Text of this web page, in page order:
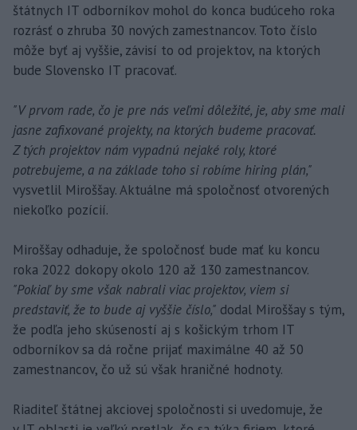
štátnych IT odborníkov mohol do konca budúceho roka
rozrásť o zhruba 30 nových zamestnancov. Toto číslo
môže byť aj vyššie, závisí to od projektov, na ktorých
bude Slovensko IT pracovať.
"V prvom rade, čo je pre nás veľmi dôležité, je, aby sme mali
jasne zafixované projekty, na ktorých budeme pracovať.
Z tých projektov nám vypadnú nejaké roly, ktoré
potrebujeme, a na základe toho si robíme hiring plán,"
vysvetlil Miroššay. Aktuálne má spoločnosť otvorených
niekoľko pozícií.
Miroššay odhaduje, že spoločnosť bude mať ku koncu
roka 2022 dokopy okolo 120 až 130 zamestnancov.
"Pokiaľ by sme však nabrali viac projektov, viem si
predstaviť, že to bude aj vyššie číslo," dodal Miroššay s tým,
že podľa jeho skúseností aj s košickým trhom IT
odborníkov sa dá ročne prijať maximálne 40 až 50
zamestnancov, čo už sú však hraničné hodnoty.
Riaditeľ štátnej akciovej spoločnosti si uvedomuje, že